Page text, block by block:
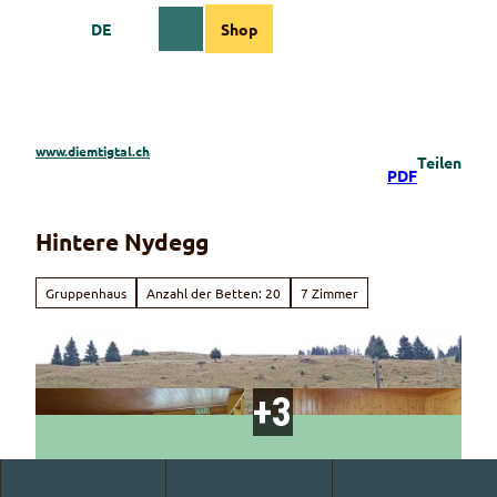
Informationen
DE Shop
www.diemtigtal.ch
PDF
Teilen
Hintere Nydegg
Gruppenhaus Anzahl der Betten: 20 7 Zimmer